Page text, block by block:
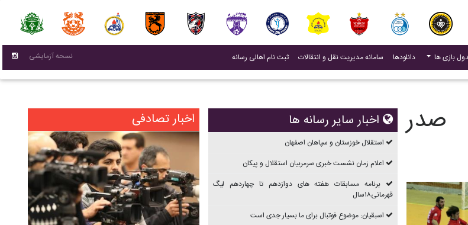
بازی ها دانلودها سامانه مدیریت نقل و انتقالات
(current) ثبت نام اهالی رسانه
(current) نسحه آزمایشی
صدر اخبار سایر رسانه ها
استقلال خوزستان و سپاهان اصفهان
اعلام زمان نشست خبری سرمربیان استقلال و پیکان
برنامه مسابقات هفته های دوازدهم تا چهاردهم ليگ
قهرمانی۱۸سال
اسبقیان: موضوع فوتبال برای ما بسیار جدی است
اخبار تصادفی